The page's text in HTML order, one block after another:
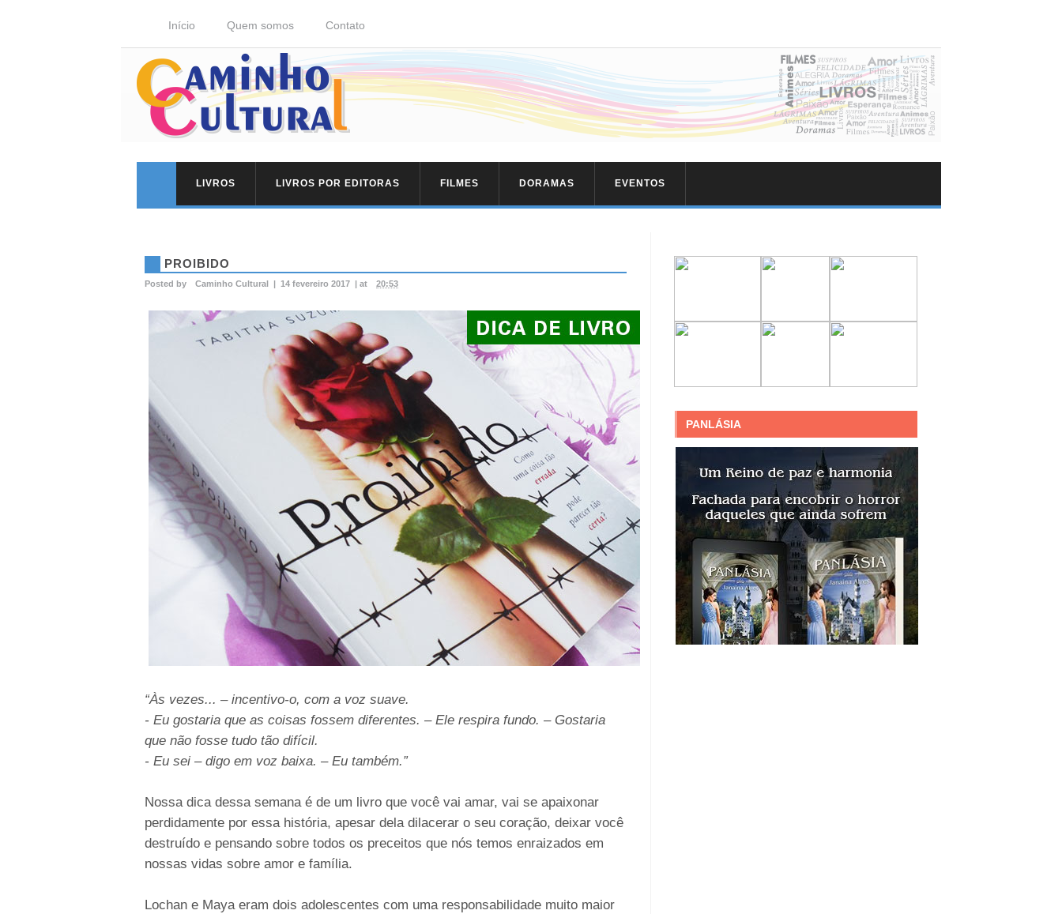
Início Quem somos Contato
LIVROS LIVROS POR EDITORAS FILMES DORAMAS EVENTOS
PROIBIDO
Posted by Caminho Cultural | 14 fevereiro 2017 | at 20:53
“Às vezes... – incentivo-o, com a voz suave.
- Eu gostaria que as coisas fossem diferentes. – Ele respira fundo. – Gostaria
que não fosse tudo tão difícil.
- Eu sei – digo em voz baixa. – Eu também.”
Nossa dica dessa semana é de um livro que você vai amar, vai se apaixonar
perdidamente por essa história, apesar dela dilacerar o seu coração, deixar você
destruído e pensando sobre todos os preceitos que nós temos enraizados em
nossas vidas sobre amor e família.
Lochan e Maya eram dois adolescentes com uma responsabilidade muito maior
PANLÁSIA